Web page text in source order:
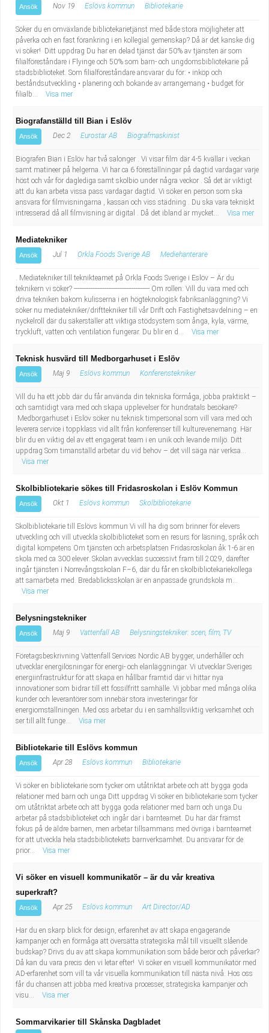
Tekniskt arbete
Transport
Sjuksköterska, grundutbildad
Kock, storhushåll
Bibliotekarie
Administrativ assistent
Lärare i gymnasiet
Ansök Nov 19 Eslövs kommun Bibliotekarie
Söker du en omväxlande bibliotekarietjänst med både stora möjligheter att
påverka och en fast förankring i en kollegial gemenskap? Då är det kanske dig
vi söker! Ditt uppdrag Du har en delad tjänst där 50% av tjänsten är som
filialföreståndare i Flyinge och 50% som barn- och ungdomsbibliotekarie på
stadsbiblioteket. Som filialföreståndare ansvarar du för: • inköp och
beståndsutveckling • planering och bokande av arrangemang • budget för
filialb...
Visa mer
Biografanställd till Bian i Eslöv
Ansök Dec 2 Eurostar AB Biografmaskinist
Biografen Bian i Eslöv har två salonger . Vi visar film där 4-5 kvällar i veckan
samt matineer på helgerna. Vi har ca 6 föreställningar på dagtid vardagar varje
höst och vår för daglediga samt skolbio under några veckor . Så det är viktigt
att du kan arbeta vissa pass vardagar dagtid. Vi söker en person som ska
ansvara för filmvisningarna , kassan och viss städning . Du ska vara tekniskt
intresserad då all filmvisning är digital . Då det ibland är mycket...
Visa mer
Mediatekniker
Ansök Jul 1 Orkla Foods Sverige AB Mediehanterare
. Mediatekniker till teknikteamet på Orkla Foods Sverige i Eslöv – Är du
teknikern vi söker? ------------------------------------------ Om rollen: Vill du vara med och
driva tekniken bakom kulisserna i en högteknologisk fabriksanläggning? Vi
söker nu mediatekniker/drifttekniker till vår Drift och Fastighetsavdelning – en
nyckelroll där du säkerställer att viktiga stödsystem som ånga, kyla, värme,
tryckluft, vatten och ventilation fungerar. Du blir en d...
Visa mer
Teknisk husvärd till Medborgarhuset i Eslöv
Ansök Maj 9 Eslövs kommun Konferenstekniker
Vill du ha ett jobb där du får använda din tekniska förmåga, jobba praktiskt –
och samtidigt vara med och skapa upplevelser för hundratals besökare?
Medborgarhuset i Eslöv söker nu teknisk timpersonal som vill vara med och
leverera service i toppklass vid allt från konferenser till kulturevenemang. Här
blir du en viktig del av ett engagerat team i en unik och levande miljö. Ditt
uppdrag Som timanställd arbetar du vid behov – det vill säga när verksa...
Visa mer
Skolbibliotekarie sökes till Fridasroskolan i Eslöv Kommun
Ansök Okt 1 Eslövs kommun Skolbibliotekarie
Skolbibliotekarie till Eslövs kommun Vi vill ha dig som brinner för elevers
utveckling och vill utveckla skolbiblioteket som en resurs för läsning, språk och
digital kompetens Om tjänsten och arbetsplatsen Fridasroskolan åk 1-6 är en
skola med ca 300 elever. Skolan avvecklas successivt fram till 2029, därefter
ingår tjänsten i Norrevångsskolan F–6, där du får en skolbibliotekariekollega
att samarbeta med. Bredablicksskolan är en anpassade grundskola m...
Visa mer
Belysningstekniker
Ansök Maj 9 Vattenfall AB Belysningstekniker: scen, film, TV
Företagsbeskrivning Vattenfall Services Nordic AB bygger, underhåller och
utvecklar energilösningar för energi- och elanläggningar. Vi utvecklar Sveriges
energiinfrastruktur för att skapa en hållbar framtid där vi hittar nya
innovationer som bidrar till ett fossilfritt samhälle. Vi jobbar med många olika
kunder och leverantörer som innebär stora investeringar för
energiomställningen. Med oss arbetar du i en samhällsviktig verksamhet och
ser till allt funge...
Visa mer
Bibliotekarie till Eslövs kommun
Ansök Apr 28 Eslövs kommun Bibliotekarie
Vi söker en bibliotekarie som tycker om utåtriktat arbete och att bygga goda
relationer med barn och unga Ditt uppdrag Vi söker en bibliotekarie som tycker
om utåtriktat arbete och att bygga goda relationer med barn och unga.Du
arbetar på stadsbiblioteket och ingår där i barnteamet. Du har där främst
fokus på de äldre barnen, men arbetar tillsammans med övriga i barnteamet
för att utveckla hela stadsbibliotekets barnverksamhet. Du ansvarar för de
prior...
Visa mer
Vi söker en visuell kommunikatör – är du vår kreativa
superkraft?
Ansök Apr 25 Eslövs kommun Art Director/AD
Har du en skarp blick för design, erfarenhet av att skapa engagerande
kampanjer och en förmåga att översätta strategiska mål till visuellt slående
budskap? Drivs du av att skapa kommunikation som både berör och påverkar?
Då kan du vara precis den vi letar efter! Vi söker en visuell kommunikatör med
AD-erfarenhet som vill ta vår visuella kommunikation till nästa nivå. Hos oss
får du chansen att jobba med kreativa processer, strategiska kampanjer och
visu...
Visa mer
Sommarvikarier till Skånska Dagbladet